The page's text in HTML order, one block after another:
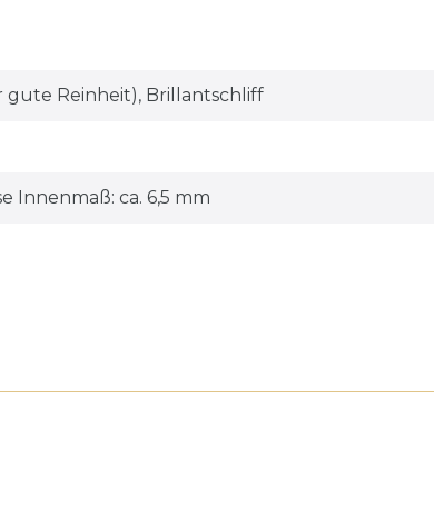
gute Reinheit), Brillantschliff
Innenmaß: ca. 6,5 mm